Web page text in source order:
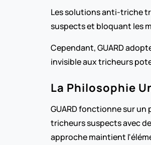
Les solutions anti-triche
suspects et bloquant les
Cependant, GUARD
invisible aux tricheurs
La Philosophie
GUARD fonctionne sur
tricheurs suspects avec
approche maintient